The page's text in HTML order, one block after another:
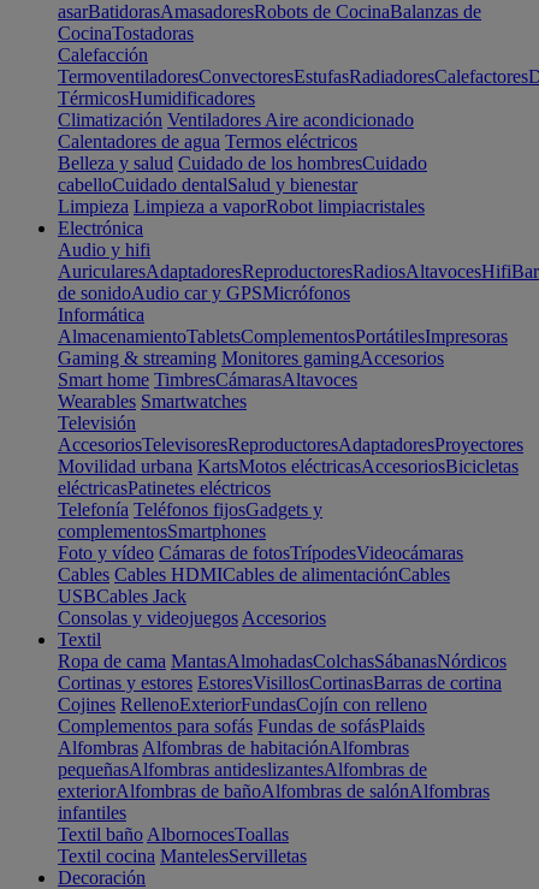
asarBatidorasAmasadoresRobots de CocinaBalanzas de
CocinaTostadoras
Calefacción
TermoventiladoresConvectoresEstufasRadiadoresCalefactores
TérmicosHumidificadores
Climatización Ventiladores Aire acondicionado
Calentadores de agua Termos eléctricos
Belleza y salud Cuidado de los hombresCuidado
cabelloCuidado dentalSalud y bienestar
Limpieza Limpieza a vaporRobot limpiacristales
Electrónica
Audio y hifi
AuricularesAdaptadoresReproductoresRadiosAltavocesHifi
de sonidoAudio car y GPSMicrófonos
Informática
AlmacenamientoTabletsComplementosPortátilesImpresoras
Gaming & streaming Monitores gamingAccesorios
Smart home TimbresCámarasAltavoces
Wearables Smartwatches
Televisión
AccesoriosTelevisoresReproductoresAdaptadoresProyectores
Movilidad urbana KartsMotos eléctricasAccesoriosBicicletas
eléctricasPatinetes eléctricos
Telefonía Teléfonos fijosGadgets y
complementosSmartphones
Foto y vídeo Cámaras de fotosTrípodesVideocámaras
Cables Cables HDMICables de alimentaciónCables
USBCables Jack
Consolas y videojuegos Accesorios
Textil
Ropa de cama MantasAlmohadasColchasSábanasNórdicos
Cortinas y estores EstoresVisillosCortinasBarras de cortina
Cojines RellenoExteriorFundasCojín con relleno
Complementos para sofás Fundas de sofásPlaids
Alfombras Alfombras de habitaciónAlfombras
pequeñasAlfombras antideslizantesAlfombras de
exteriorAlfombras de bañoAlfombras de salónAlfombras
infantiles
Textil baño AlbornocesToallas
Textil cocina MantelesServilletas
Decoración